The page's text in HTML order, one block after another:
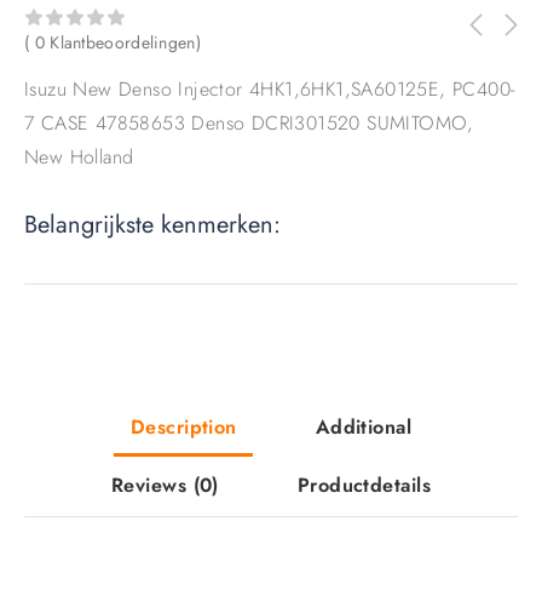
( 0 Klantbeoordelingen)
Isuzu New Denso Injector 4HK1,6HK1,SA60125E, PC400-
7 CASE 47858653 Denso DCRI301520 SUMITOMO,
New Holland
Belangrijkste kenmerken:
Description Additional
Reviews (0) Productdetails